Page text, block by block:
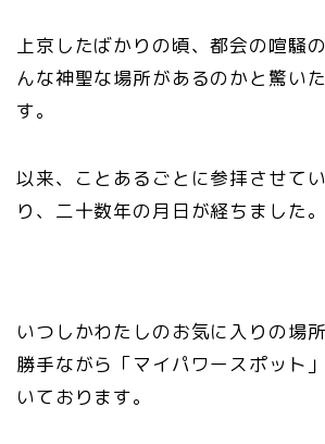
上京したばかりの頃、都会の喧騒
んな神聖な場所があるのかと驚い
す。
以来、ことあるごとに参拝させて
り、二十数年の月日が経ちました。
いつしかわたしのお気に入りの場
勝手ながら「マイパワースポット
いております。